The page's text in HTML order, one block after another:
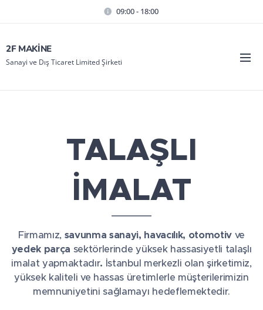
09:00 - 18:00
2F MAKİNE
Sanayi ve Dış Ticaret Limited Şirketi
TALAŞLI
İMALAT
Firmamız, savunma sanayi, havacılık, otomotiv ve
yedek parça sektörlerinde yüksek hassasiyetli talaşlı
imalat yapmaktadır. İstanbul merkezli olan şirketimiz,
yüksek kaliteli ve hassas üretimlerle müşterilerimizin
memnuniyetini sağlamayı hedeflemektedir.